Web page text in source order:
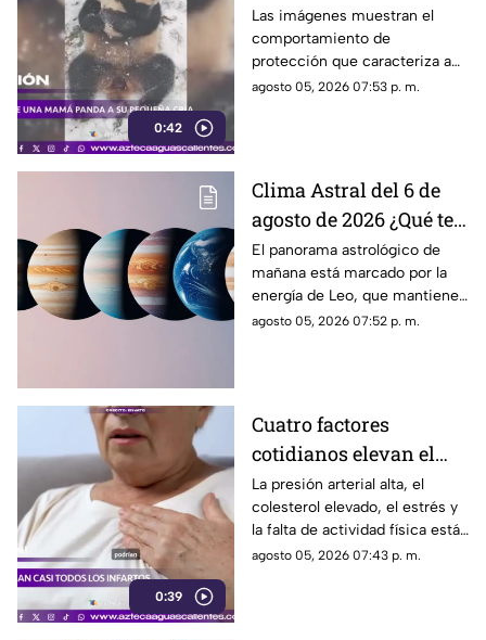
0:42
protege a su cría
Las imágenes muestran el
comportamiento de
protección que caracteriza a
las pandas gigantes durante los
agosto 05, 2026 07:53 p. m.
Clima Astral del 6 de
agosto de 2026 ¿Qué te
depara la energía del
día?
El panorama astrológico de
mañana está marcado por la
energía de Leo, que mantiene
el enfoque en la creatividad, la
agosto 05, 2026 07:52 p. m.
0:39
Cuatro factores
cotidianos elevan el
riesgo de infarto
La presión arterial alta, el
colesterol elevado, el estrés y
la falta de actividad física están
entre los principales factores
agosto 05, 2026 07:43 p. m.